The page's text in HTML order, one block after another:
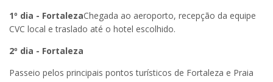
1º dia - FortalezaChegada ao aeroporto, recepção da equipe
CVC local e traslado até o hotel escolhido.
2º dia - Fortaleza
Passeio pelos principais pontos turísticos de Fortaleza e Praia